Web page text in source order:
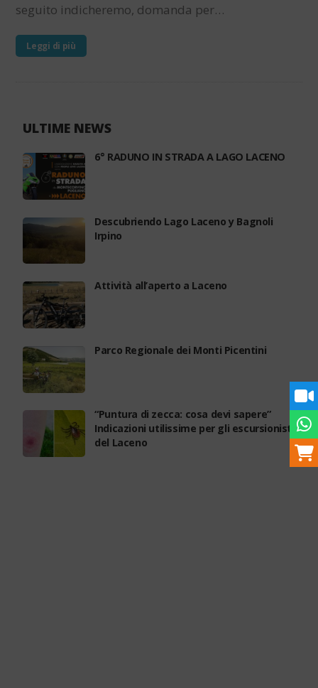
seguito indicheremo, domanda per…
Leggi di più
ULTIME NEWS
6° RADUNO IN STRADA A LAGO LACENO
Descubriendo Lago Laceno y Bagnoli
Irpino
Attività all’aperto a Laceno
Parco Regionale dei Monti Picentini
“Puntura di zecca: cosa devi sapere”
Indicazioni utilissime per gli escursionisti
del Laceno